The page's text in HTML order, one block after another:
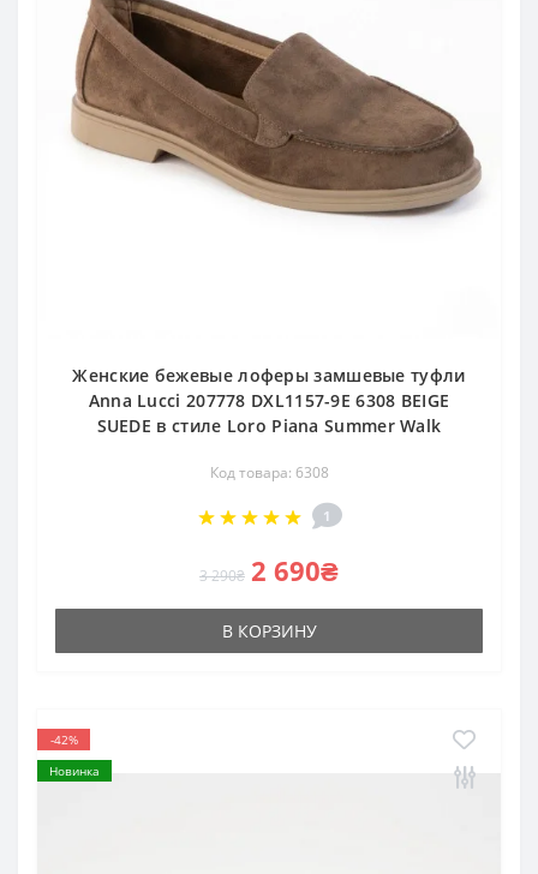
Женские бежевые лоферы замшевые туфли
Anna Lucci 207778 DXL1157-9E 6308 BEIGE
SUEDE в стиле Loro Piana Summer Walk
Код товара: 6308
1
3 290₴ 2 690₴
В КОРЗИНУ
-42%
Новинка